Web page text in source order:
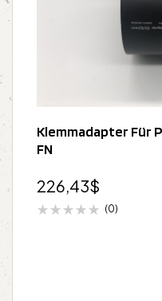
Klemmadapter Für
FN
226,43$
(0)